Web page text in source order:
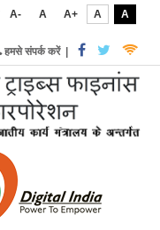
A- A A+ A
A
हमसे संपर्क करें|